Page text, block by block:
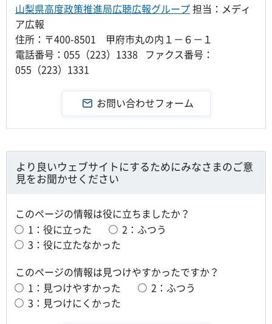
山梨県高度政策推進局広聴広報グループ担当：メディ
ア広報
住所：〒400-8501 甲府市丸の内１－６－１
電話番号：055（223）1338 ファクス番号：
055（223）1331
より良いウェブサイトにするためにみなさまのご意
見をお聞かせください
このページの情報は役に立ちましたか？
1：役に立った
2：ふつう
3：役に立たなかった
このページの情報は見つけやすかったですか？
1：見つけやすかった
2：ふつう
3：見つけにくかった